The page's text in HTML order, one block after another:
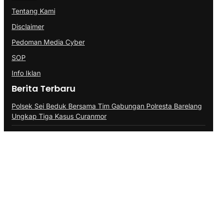
Tentang Kami
Disclaimer
Pedoman Media Cyber
SOP
Info Iklan
Berita Terbaru
Polsek Sei Beduk Bersama Tim Gabungan Polresta Barelang
Ungkap Tiga Kasus Curanmor